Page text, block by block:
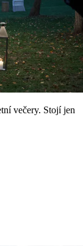
večery. Stojí jen